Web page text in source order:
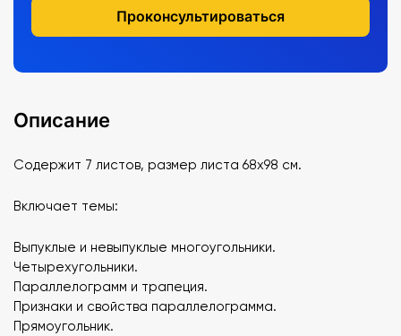
Проконсультироваться
Описание
Содержит 7 листов, размер листа 68х98 см.
Включает темы:
Выпуклые и невыпуклые многоугольники.
Четырехугольники.
Параллелограмм и трапеция.
Признаки и свойства параллелограмма.
Прямоугольник.